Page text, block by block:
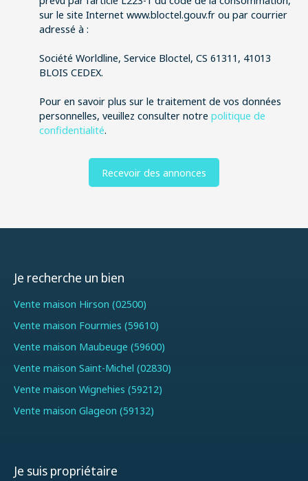
sur le site Internet www.bloctel.gouv.fr ou par courrier
adressé à :
Société Worldline, Service Bloctel, CS 61311, 41013
BLOIS CEDEX.
Pour en savoir plus sur le traitement de vos données
personnelles, veuillez consulter notre politique de
confidentialité.
Recevoir des annonces
Je recherche un bien
Vente maison Hirson (02500)
Vente maison Fourmies (59610)
Vente maison Maubeuge (59600)
Vente maison Saint-Michel (02830)
Vente maison Wignehies (59212)
Vente maison Glageon (59132)
Je suis propriétaire